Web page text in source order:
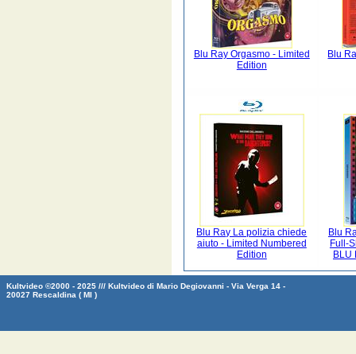
Blu Ray Orgasmo - Limited
Edition
Blu
Blu Ray La polizia chiede
aiuto - Limited Numbered
Edition
Blu
Full-
BLU
Kultvideo ©2000 - 2025 /// Kultvideo di Mario Degiovanni - Via Verga 14 -
20027 Rescaldina ( MI )